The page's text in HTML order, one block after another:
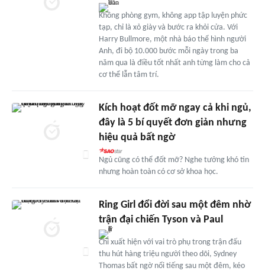
Không phòng gym, không app tập luyện phức
tạp, chỉ là xỏ giày và bước ra khỏi cửa. Với
Harry Bullmore, một nhà báo thể hình người
Anh, đi bộ 10.000 bước mỗi ngày trong ba
năm qua là điều tốt nhất anh từng làm cho cả
cơ thể lẫn tâm trí.
Kích hoạt đốt mỡ ngay cả khi ngủ,
đây là 5 bí quyết đơn giản nhưng
hiệu quả bất ngờ
Ngủ cũng có thể đốt mỡ? Nghe tưởng khó tin
nhưng hoàn toàn có cơ sở khoa học.
Ring Girl đổi đời sau một đêm nhờ
trận đại chiến Tyson và Paul
Chỉ xuất hiện với vai trò phụ trong trận đấu
thu hút hàng triệu người theo dõi, Sydney
Thomas bất ngờ nổi tiếng sau một đêm, kéo